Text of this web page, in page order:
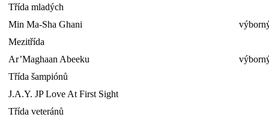
Třída mladých
Min Ma-Sha Ghani
Mezitřída
Ar’Maghaan Abeeku
Třída šampiónů
J.A.Y. JP Love At First Sight
Třída veteránů